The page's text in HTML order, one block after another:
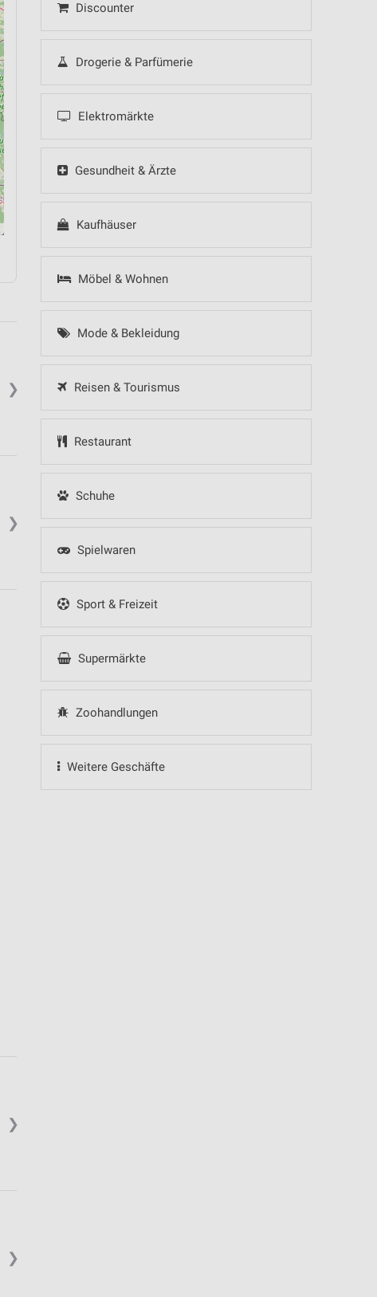
Discounter
Drogerie & Parfümerie
Elektromärkte
Gesundheit & Ärzte
Kaufhäuser
Möbel & Wohnen
Mode & Bekleidung
Reisen & Tourismus
Restaurant
Schuhe
Spielwaren
Sport & Freizeit
Supermärkte
Zoohandlungen
Weitere Geschäfte
❯
❯
❯
❯